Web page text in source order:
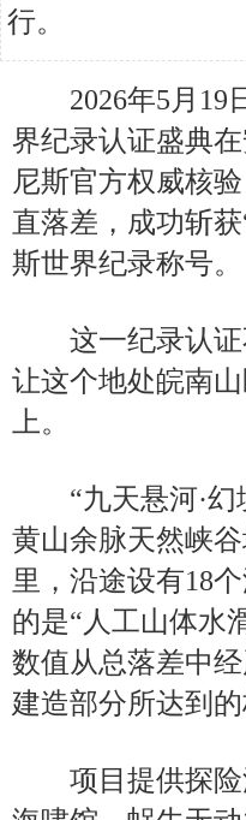
行。
2026年5月19日
界纪录认证盛典
尼斯官方权威核
直落差，成功斩
斯世界纪录称号。
这一纪录认证
让这个地处皖南
上。
“九天悬河·幻
黄山余脉天然峡
里，沿途设有18
的是“人工山体水
数值从总落差中
建造部分所达到的
项目提供探险